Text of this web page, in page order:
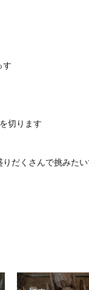
す
切ります
だくさんで挑みたい